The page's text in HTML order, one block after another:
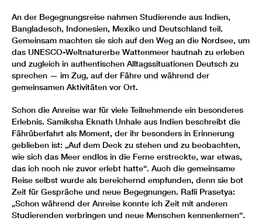
An der Begegnungsreise nahmen Studierende aus Indien,
Bangladesch, Indonesien, Mexiko und Deutschland teil.
Gemeinsam machten sie sich auf den Weg an die Nordsee, um
das UNESCO-Weltnaturerbe Wattenmeer hautnah zu erleben
und zugleich in authentischen Alltagssituationen Deutsch zu
sprechen — im Zug, auf der Fähre und während der
gemeinsamen Aktivitäten vor Ort.
Schon die Anreise war für viele Teilnehmende ein besonderes
Erlebnis. Samiksha Eknath Unhale aus Indien beschreibt die
Fährüberfahrt als Moment, der ihr besonders in Erinnerung
geblieben ist: „Auf dem Deck zu stehen und zu beobachten,
wie sich das Meer endlos in die Ferne erstreckte, war etwas,
das ich noch nie zuvor erlebt hatte“. Auch die gemeinsame
Reise selbst wurde als bereichernd empfunden, denn sie bot
Zeit für Gespräche und neue Begegnungen. Rafii Prasetya:
„Schon während der Anreise konnte ich Zeit mit anderen
Studierenden verbringen und neue Menschen kennenlernen“.